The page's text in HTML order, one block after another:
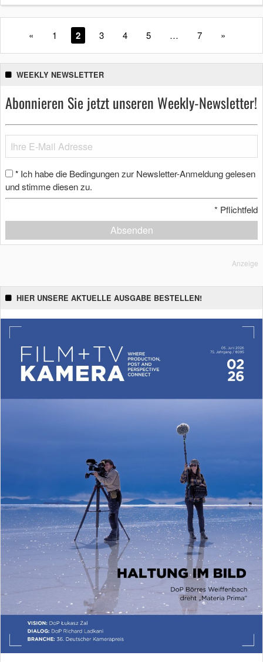
« 1 2 3 4 5 … 7 »
WEEKLY NEWSLETTER
Abonnieren Sie jetzt unseren Weekly-Newsletter!
* Ich habe die Bedingungen zur Newsletter-Anmeldung gelesen
und stimme diesen zu.
* Pflichtfeld
Absenden
Anzeige
HIER UNSERE AKTUELLE AUSGABE BESTELLEN!